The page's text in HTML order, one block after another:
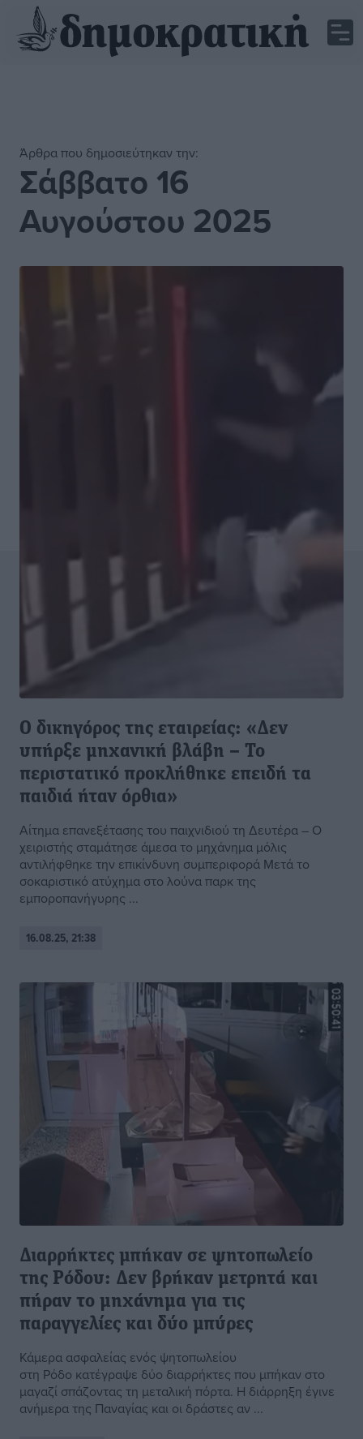
Άρθρα που δημοσιεύτηκαν την:
Σάββατο 16
Αυγούστου 2025
Ο δικηγόρος της εταιρείας: «Δεν
υπήρξε μηχανική βλάβη – Το
περιστατικό προκλήθηκε επειδή τα
παιδιά ήταν όρθια»
Αίτημα επανεξέτασης του παιχνιδιού τη Δευτέρα – Ο
χειριστής σταμάτησε άμεσα το μηχάνημα μόλις
αντιλήφθηκε την επικίνδυνη συμπεριφορά Μετά το
σοκαριστικό ατύχημα στο λούνα παρκ της
εμποροπανήγυρης ...
16.08.25, 21:38
Διαρρήκτες μπήκαν σε ψητοπωλείο
της Ρόδου: Δεν βρήκαν μετρητά και
πήραν το μηχάνημα για τις
παραγγελίες και δύο μπύρες
Κάμερα ασφαλείας ενός ψητοπωλείου
στη Ρόδο κατέγραψε δύο διαρρήκτες που μπήκαν στο
μαγαζί σπάζοντας τη μεταλική πόρτα. Η διάρρηξη έγινε
ανήμερα της Παναγίας και οι δράστες αν ...